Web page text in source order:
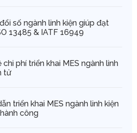
số ngành linh kiện giúp đạt
13485 & IATF 16949
chi phí triển khai MES ngành linh
tử
triển khai MES ngành linh kiện
công